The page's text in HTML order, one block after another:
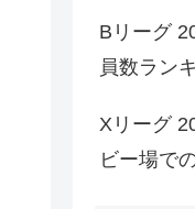
Bリーグ
員数ラン
Xリーグ
ビー場で